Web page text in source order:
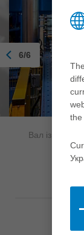
Вал із
6/6
the